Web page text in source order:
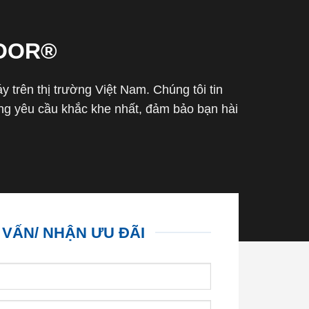
trên thị trường Việt Nam. Chúng tôi tin
yêu cầu khắc khe nhất, đảm bảo bạn hài
NHẬN ƯU ĐÃI